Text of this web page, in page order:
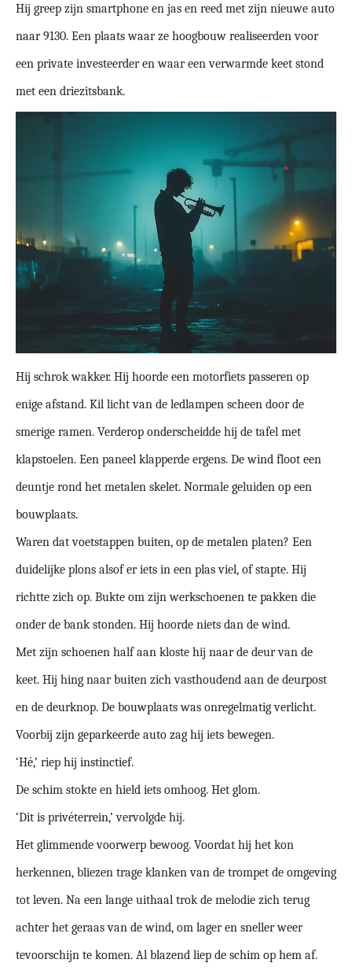
Hij greep zijn smartphone en jas en reed met zijn nieuwe auto
naar 9130. Een plaats waar ze hoogbouw realiseerden voor
een private investeerder en waar een verwarmde keet stond
met een driezitsbank.
Hij schrok wakker. Hij hoorde een motorfiets passeren op
enige afstand. Kil licht van de ledlampen scheen door de
smerige ramen. Verderop onderscheidde hij de tafel met
klapstoelen. Een paneel klapperde ergens. De wind floot een
deuntje rond het metalen skelet. Normale geluiden op een
bouwplaats.
Waren dat voetstappen buiten, op de metalen platen? Een
duidelijke plons alsof er iets in een plas viel, of stapte. Hij
richtte zich op. Bukte om zijn werkschoenen te pakken die
onder de bank stonden. Hij hoorde niets dan de wind.
Met zijn schoenen half aan kloste hij naar de deur van de
keet. Hij hing naar buiten zich vasthoudend aan de deurpost
en de deurknop. De bouwplaats was onregelmatig verlicht.
Voorbij zijn geparkeerde auto zag hij iets bewegen.
‘Hé,’ riep hij instinctief.
De schim stokte en hield iets omhoog. Het glom.
‘Dit is privéterrein,’ vervolgde hij.
Het glimmende voorwerp bewoog. Voordat hij het kon
herkennen, bliezen trage klanken van de trompet de omgeving
tot leven. Na een lange uithaal trok de melodie zich terug
achter het geraas van de wind, om lager en sneller weer
tevoorschijn te komen. Al blazend liep de schim op hem af.